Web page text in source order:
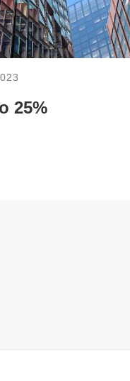
Новострой
центр
Блог25%